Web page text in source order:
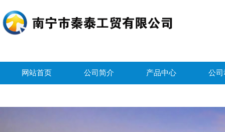
网站首页 公司简介 产品中心 公司